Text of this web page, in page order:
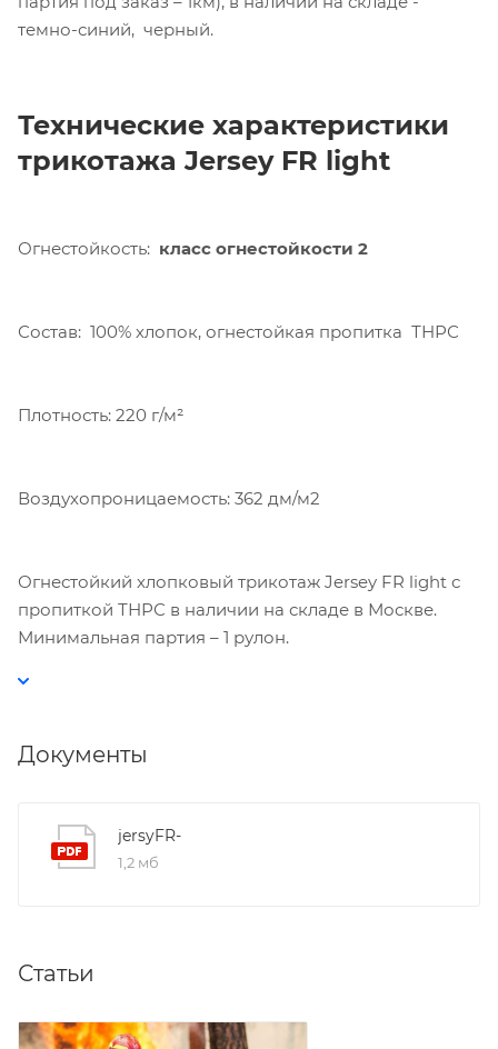
темно-синий, черный.
Технические характеристики
трикотажа Jersey FR light
Огнестойкость: класс огнестойкости 2
Состав: 100% хлопок, огнестойкая пропитка ТНРС
Плотность: 220 г/м²
Воздухопроницаемость: 362 дм/м2
Огнестойкий хлопковый трикотаж Jersey FR light с
пропиткой ТНРС в наличии на складе в Москве.
Минимальная партия – 1 рулон.
Документы
jersyFR-
1,2 мб
Статьи
Текстиль» использует cookie-файлы и
взаимодействие с ним. Подробнее - в